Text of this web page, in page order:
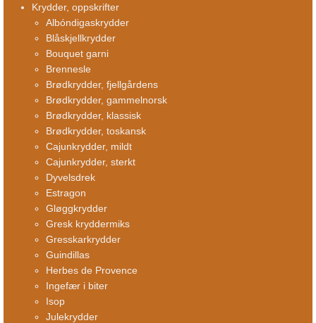
Krydder, oppskrifter
Albóndigaskrydder
Blåskjellkrydder
Bouquet garni
Brennesle
Brødkrydder, fjellgårdens
Brødkrydder, gammelnorsk
Brødkrydder, klassisk
Brødkrydder, toskansk
Cajunkrydder, mildt
Cajunkrydder, sterkt
Dyvelsdrek
Estragon
Gløggkrydder
Gresk kryddermiks
Gresskarkrydder
Guindillas
Herbes de Provence
Ingefær i biter
Isop
Julekrydder